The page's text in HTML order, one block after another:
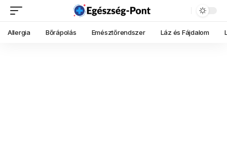
Allergia Bőrápolás Emésztőrendszer Láz és Fájdalom